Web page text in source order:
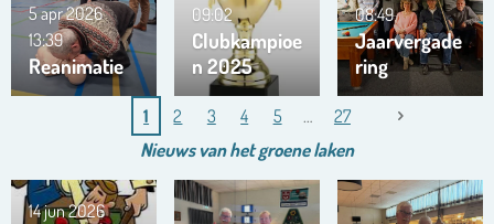
Reanimatie
5 apr 2026
13:39
Clubkampioe
n 2025
09:02
Jaarvergade
ring
08:49
1 2 3 4 5 27
Nieuws van hetgroenelaken
14 jun 2026